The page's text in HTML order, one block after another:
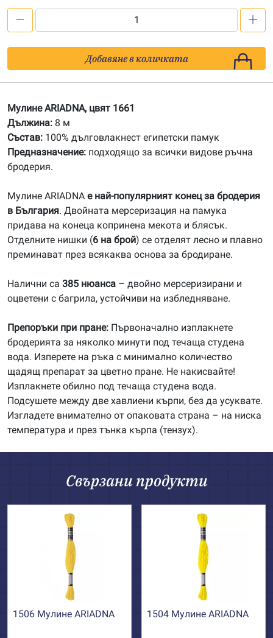
Мулине
АRIADNA
Добавяне в количката
Мулине ARIADNA, цвят 1661
Дължина: 8 м
Състав: 100% дълговлакнест египетски памук
Предназначение: подходящо за всички видове ръчна
бродерия.
Мулине ARIADNA е най-популярният конец за бродерия
в България. Двойната мерсеризация на памука
придава на конеца копринена мекота и блясък.
Отделните нишки (6 на брой) се отделят лесно и плавно
преминават през всякаква основа за бродиране.
Налични са 385 нюанса – двойно мерсеризирани и
оцветени с багрила, устойчиви на избледняване.
Препоръки при пране: Първоначално изплакнете
бродерията за няколко минути под течаща студена
вода. Изперете на ръка с минимално количество
щадящ препарат за цветно пране. Не накисвайте!
Изплакнете обилно под течаща студена вода.
Подсушете между две хавлиени кърпи, без да усуквате.
Изгладете внимателно от опаковата страна – на ниска
температура и през тънка кърпа (тензух).
Свързани продукти
1506 Мулине АRIADNA 1504 Мулине АRIADNA